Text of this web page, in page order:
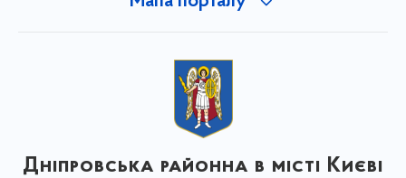
Дніпровська районна в місті Києві